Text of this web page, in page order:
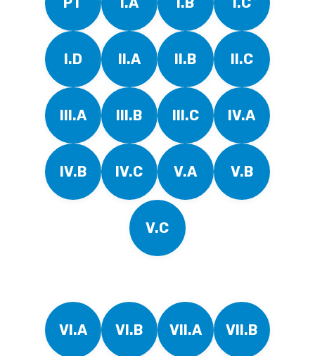
I.D II.A II.B II.C
III.A III.B III.C IV.A
IV.B IV.C V.A V.B
V.C
VI.A VI.B VII.A VII.B